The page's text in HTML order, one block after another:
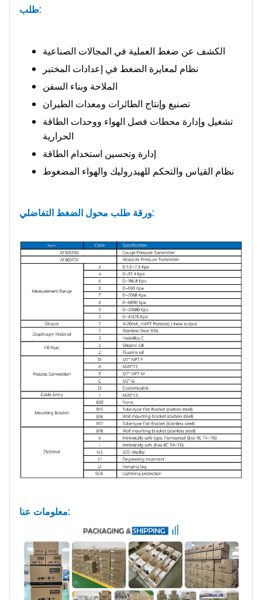
طلب:
الكشف عن ضغط العملية في المجالات الصناعية
نظام لمعايرة الضغط في إعدادات المختبر
الملاحة وبناء السفن
تصنيع وإنتاج الطائرات ومعدات الطيران
تشغيل وإدارة محطات فصل الهواء ووحدات الطاقة
الحرارية
إدارة وتحسين استخدام الطاقة
نظام القياس والتحكم للهيدروليك والهواء المضغوط
ورقة طلب محول الضغط التفاضلي:
معلومات عنا: